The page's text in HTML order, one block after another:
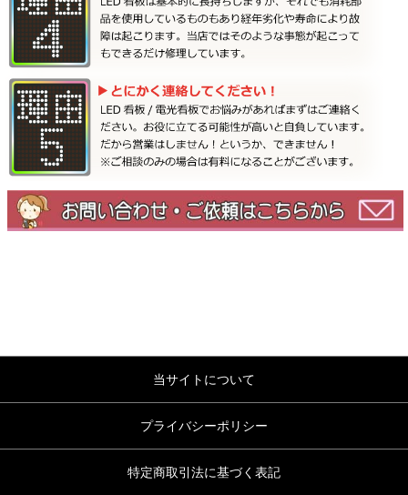
当サイトについて
プライバシーポリシー
特定商取引法に基づく表記